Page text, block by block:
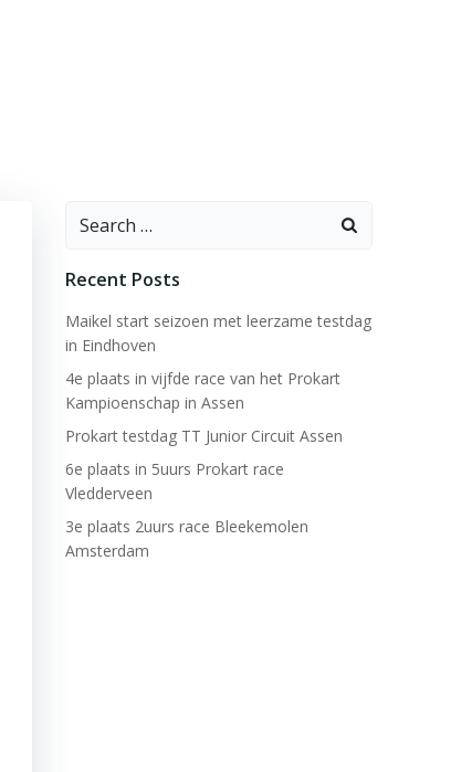
Search
Recent Posts
Maikel start seizoen met leerzame testdag
in Eindhoven
4e plaats in vijfde race van het Prokart
Kampioenschap in Assen
Prokart testdag TT Junior Circuit Assen
6e plaats in 5uurs Prokart race
Vledderveen
3e plaats 2uurs race Bleekemolen
Amsterdam